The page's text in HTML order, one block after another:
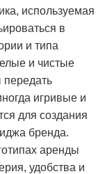
используемая
в
и типа
и чистые
игривые и
для создания
бренда.
аренды
удобства и